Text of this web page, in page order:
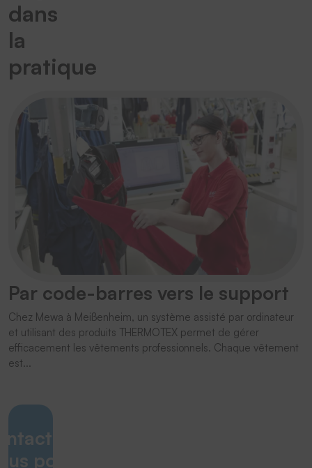
dans
la
pratique
Par code-barres vers le support
Chez Mewa à Meißenheim, un système assisté par ordinateur
et utilisant des produits THERMOTEX permet de gérer
efficacement les vêtements professionnels. Chaque vêtement
est...
pour